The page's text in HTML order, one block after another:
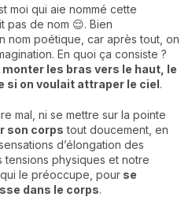
moi qui aie nommé cette
pas de nom 😌. Bien
nom poétique, car après tout, on
En quoi ça consiste ?
monter les bras vers le haut, le
si on voulait attraper le ciel.
mal, ni se mettre sur la pointe
son corps tout doucement, en
d’élongation des
tensions physiques et notre
le préoccupe, pour se
dans le corps.